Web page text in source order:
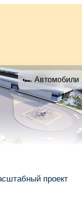
🏎 Автомобили
проект